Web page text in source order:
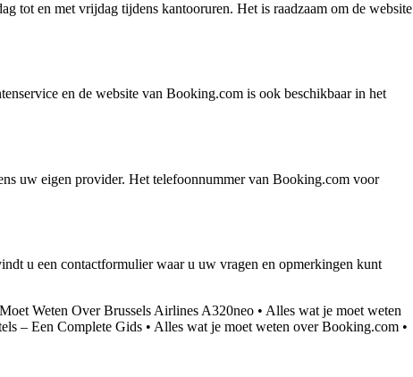
tot en met vrijdag tijdens kantooruren. Het is raadzaam om de website
en de website van Booking.com is ook beschikbaar in het
uw eigen provider. Het telefoonnummer van Booking.com voor
u een contactformulier waar u uw vragen en opmerkingen kunt
Weten Over Brussels Airlines A320neo • Alles wat je moet weten
– Een Complete Gids • Alles wat je moet weten over Booking.com •